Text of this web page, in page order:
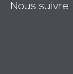
Nous suivre